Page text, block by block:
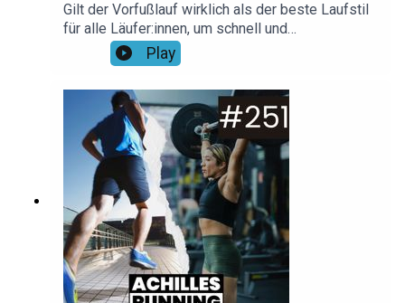
Gilt der Vorfußlauf wirklich als der beste Laufstil
für alle Läufer:innen, um schnell und
verletzungsfrei zu laufen? In dieser ACHILLES
RUNNING Shorts Folge klären wir, welche Vorteile
der Vorfußlauf mit sich bringen kann und warum
er, trotz einiger Vorteile, nicht immer die beste
Wahl ist.Foto: Canva/Pavel1964Musik: No
ExcusesHier findet ihr unsere aktuellen
Gewinnspiele & Rabatt-Aktionen!Spare bei
LAPONDO 20% auf alle Shokz-Modelle mit dem
Code "running20"!
Play